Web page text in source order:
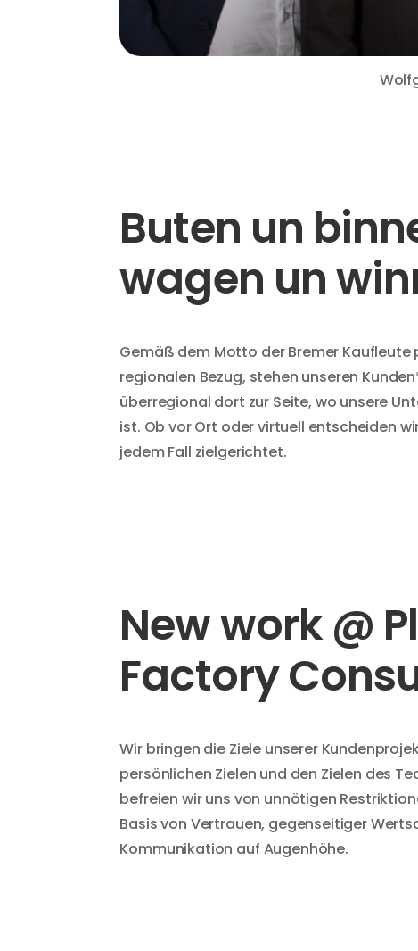
Buten un
wagen un
Gemäß dem Motto der Bremer Kaufleute
regionalen Bezug, stehen unseren
überregional dort zur Seite, wo unsere
ist. Ob vor Ort oder virtuell entscheiden
jedem Fall zielgerichtet.
New work @
Factory
Wir bringen die Ziele unserer
persönlichen Zielen und den Zielen des
befreien wir uns von unnötigen
Basis von Vertrauen, gegenseitiger
Kommunikation auf Augenhöhe.